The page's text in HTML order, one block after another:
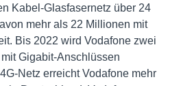
Kabel-Glasfasernetz über 24
mehr als 22 Millionen mit
Bis 2022 wird Vodafone zwei
Gigabit-Anschlüssen
Netz erreicht Vodafone mehr